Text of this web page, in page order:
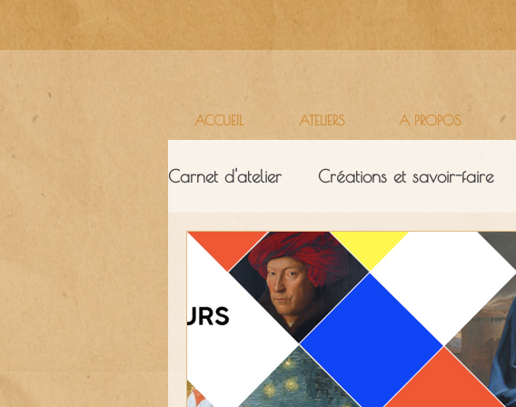
ACCUEIL ATELIERS A PROPOS
Carnet d'atelier Créations et savoir-faire
Ressources & ambiance